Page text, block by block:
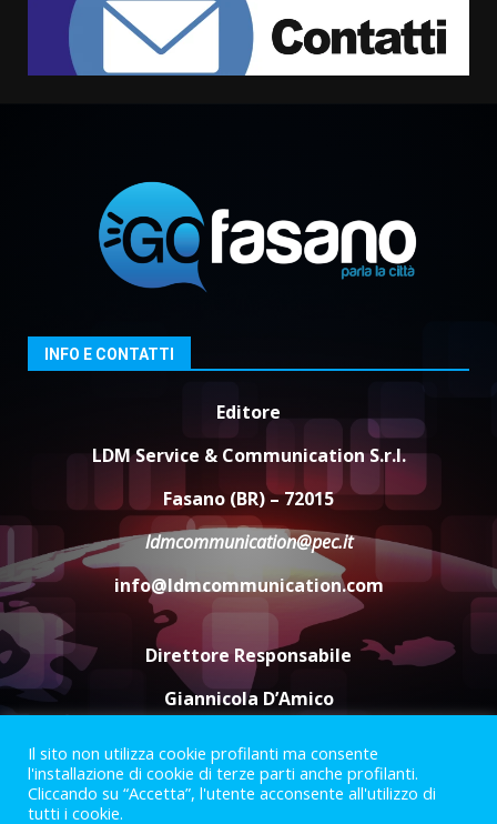
1
Grande successo per la “Sagra
del Pesce Spada” a Savelletri
9 Agosto 2026 07:32
ottenere l’iscrizione
8 Agosto 2026 19:55
3
La Banda Città di Fasano apre
Savelletri in festa, domani sera
grande spettacolo con Uccio De
Santis
8 Agosto 2026 07:30
Politiche Giovanili e Mobilità
Sostenibile: premiati gli studenti
universitari del bando “La strada
giusta”
8 Agosto 2026 07:15
INFO E CONTATTI
Editore
LDM Service & Communication S.r.l.
Fasano (BR) – 72015
ldmcommunication@pec.it
info@ldmcommunication.com
Direttore Responsabile
Giannicola D’Amico
Termini e Condizioni
Privacy Policy
Informazioni Legali
Il sito non utilizza cookie profilanti ma consente
l'installazione di cookie di terze parti anche profilanti.
Cliccando su “Accetta”, l'utente acconsente all'utilizzo di
tutti i cookie.